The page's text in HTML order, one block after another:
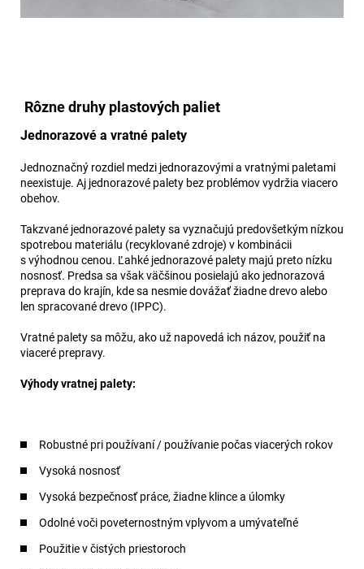
Rôzne druhy plastových paliet
Jednorazové a vratné palety
Jednoznačný rozdiel medzi jednorazovými a vratnými paletami
neexistuje. Aj jednorazové palety bez problémov vydržia viacero
obehov.
Takzvané jednorazové palety sa vyznačujú predovšetkým nízkou
spotrebou materiálu (recyklované zdroje) v kombinácii
s výhodnou cenou. Ľahké jednorazové palety majú preto nízku
nosnosť. Predsa sa však väčšinou posielajú ako jednorazová
preprava do krajín, kde sa nesmie dovážať žiadne drevo alebo
len spracované drevo (IPPC).
Vratné palety sa môžu, ako už napovedá ich názov, použiť na
viaceré prepravy.
Výhody vratnej palety:
Robustné pri používaní / používanie počas viacerých rokov
Vysoká nosnosť
Vysoká bezpečnosť práce, žiadne klince a úlomky
Odolné voči poveternostným vplyvom a umývateľné
Použitie v čistých priestoroch